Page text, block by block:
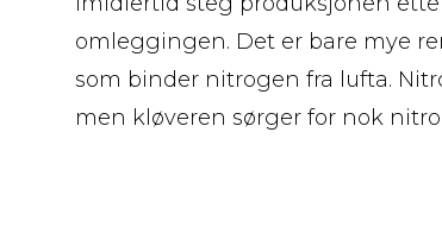
omleggingen. Det er bare mye
som binder nitrogen fra lufta.
men kløveren sørger for nok